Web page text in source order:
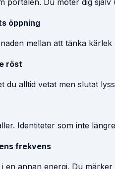
öppning
mellan att tänka
röst
du alltid vetat men slutat
Identiteter som inte
frekvens
en annan energi. Du